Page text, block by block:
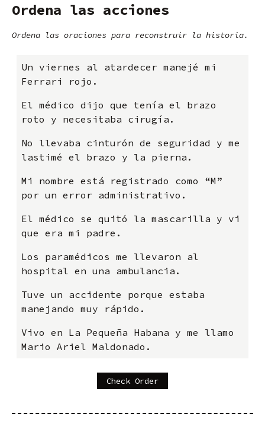
Ordena las acciones
Ordena las oraciones para reconstruir la historia.
Un viernes al atardecer manejé mi
Ferrari rojo.
El médico dijo que tenía el brazo
roto y necesitaba cirugía.
No llevaba cinturón de seguridad y me
lastimé el brazo y la pierna.
Mi nombre está registrado como “M”
por un error administrativo.
El médico se quitó la mascarilla y vi
que era mi padre.
Los paramédicos me llevaron al
hospital en una ambulancia.
Tuve un accidente porque estaba
manejando muy rápido.
Vivo en La Pequeña Habana y me llamo
Mario Ariel Maldonado.
Check Order